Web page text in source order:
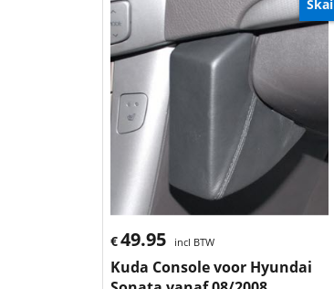
Skai
€49.95 incl BTW
Kuda Console voor Hyundai